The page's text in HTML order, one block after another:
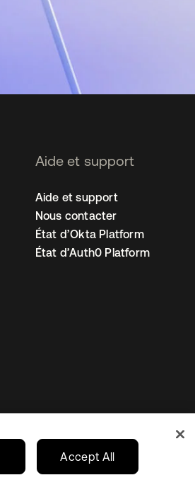
Aide et support
Aide et support
Nous contacter
État d’Okta Platform
État d’Auth0 Platform
France
Accept All